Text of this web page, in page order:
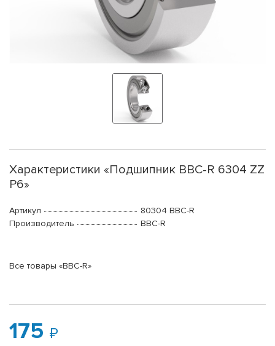
Характеристики «Подшипник BBC-R 6304 ZZ
P6»
Артикул
80304 BBC-R
Производитель
BBC-R
Все товары «BBC-R»
175